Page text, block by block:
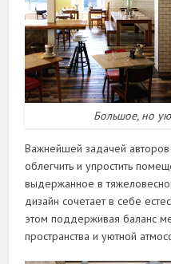
Большое, но
Важнейшей задачей
облегчить и упростить
выдержанное в
дизайн сочетает в себе
этом поддерживая баланс
пространства и уютной